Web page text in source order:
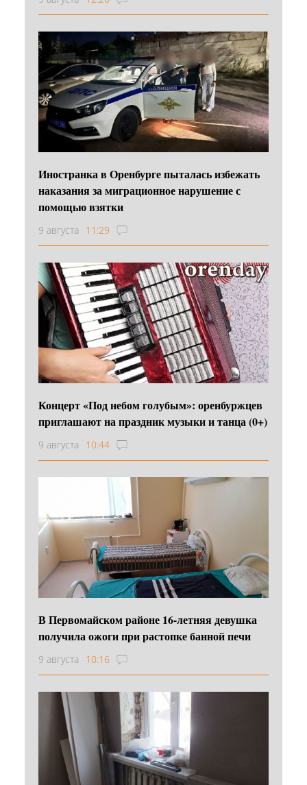
Иностранка в Оренбурге пыталась избежать
наказания за миграционное нарушение с
помощью взятки
9 августа 11:29
Концерт «Под небом голубым»: оренбуржцев
приглашают на праздник музыки и танца (0+)
9 августа 10:44
В Первомайском районе 16‑летняя девушка
получила ожоги при растопке банной печи
9 августа 10:16